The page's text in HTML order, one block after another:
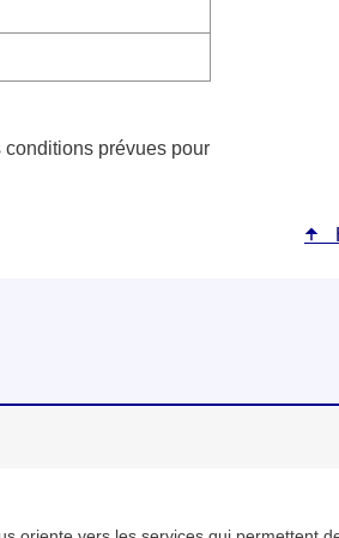
conditions prévues pour